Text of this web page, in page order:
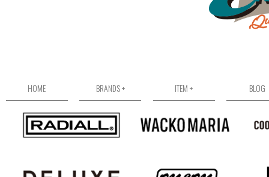
HOME BRANDS + ITEM + BLOG